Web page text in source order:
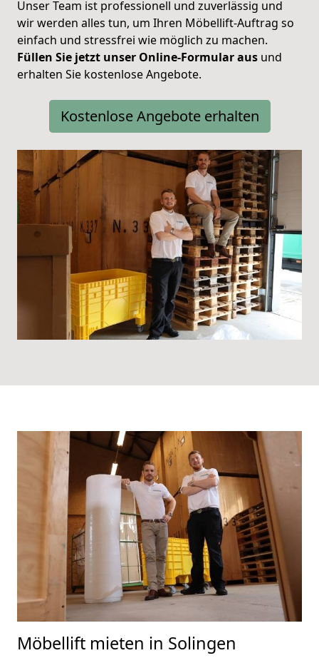
Unser Team ist professionell und zuverlässig und
wir werden alles tun, um Ihren Möbellift-Auftrag so
einfach und stressfrei wie möglich zu machen.
Füllen Sie jetzt unser Online-Formular aus und
erhalten Sie kostenlose Angebote.
Kostenlose Angebote erhalten
Möbellift mieten in Solingen